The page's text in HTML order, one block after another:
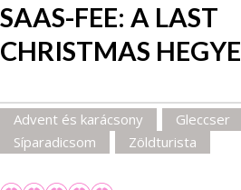
SAAS-FEE: A LAST
CHRISTMAS HEGYE
Advent és karácsony Gleccser
Síparadicsom
Zöldturista